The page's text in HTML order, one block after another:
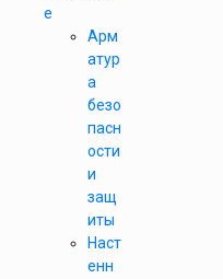
е
Арм
атур
а
безо
пасн
ости
и
защ
иты
Наст
енн